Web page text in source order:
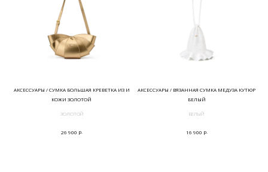
АКСЕССУАРЫ / СУМКА БОЛЬШАЯ КРЕВЕТКА ИЗ И
КОЖИ ЗОЛОТОЙ
ЗОЛОТОЙ
26 900 р.
АКСЕССУАРЫ / ВЯЗАННАЯ СУМКА МЕДУЗА КУТЮР
БЕЛЫЙ
БЕЛЫЙ
16 900 р.